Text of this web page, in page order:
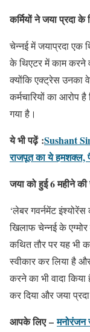
कर्मियों ने जया प्रदा
चेन्नई में जयाप्रदा एक
के थिएटर में काम करने
क्योंकि एक्ट्रेस उनका
कर्मचारियों का आरोप
गया है।
ये भी पढ़ें :Sushant
राजपूत का ये हमशक्ल,
जया को हुई 6 महीने
‘लेबर गवर्नमेंट
खिलाफ चेन्नई के
कथित तौर पर यह भी
स्वीकार कर लिया है
करने का भी वादा
कर दिया और जया
आपके लिए –मनोरंजन